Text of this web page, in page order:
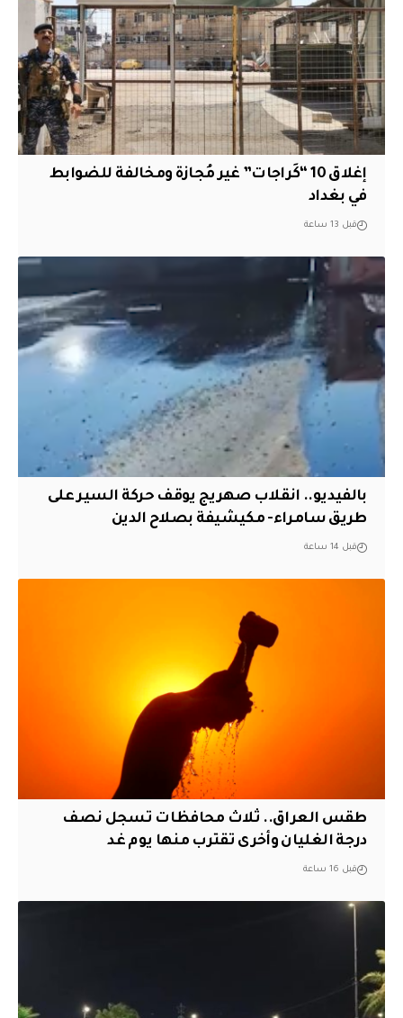
إغلاق 10 “كَراجات” غير مُجازة ومخالفة للضوابط
في بغداد
قبل 13 ساعة
بالفيديو.. انقلاب صهريج يوقف حركة السير على
طريق سامراء- مكيشيفة بصلاح الدين
قبل 14 ساعة
طقس العراق.. ثلاث محافظات تسجل نصف
درجة الغليان وأخرى تقترب منها يوم غد
قبل 16 ساعة